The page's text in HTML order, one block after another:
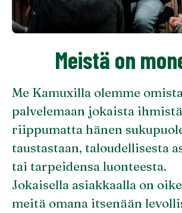
Meistä on
Me Kamuxilla olemme
palvelemaan jokaista ihmistä
riippumatta hänen
taustastaan, taloudellisesta
tai tarpeidensa luonteesta.
Jokaisella asiakkaalla on
meitä omana itsenään